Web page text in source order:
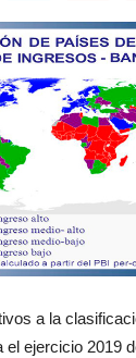
a la
el ejercicio 2019